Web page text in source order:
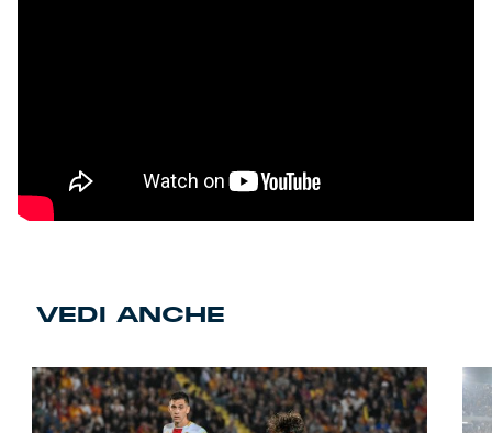
VEDI ANCHE